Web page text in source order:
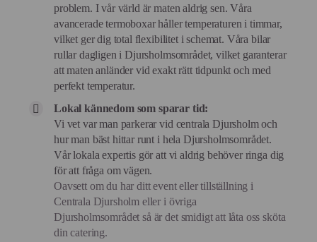
problem. I vår värld är maten aldrig sen. Våra
avancerade termoboxar håller temperaturen i timmar,
vilket ger dig total flexibilitet i schemat. Våra bilar
rullar dagligen i Djursholmsområdet, vilket garanterar
att maten anländer vid exakt rätt tidpunkt och med
perfekt temperatur.
Lokal kännedom som sparar tid:
Vi vet var man parkerar vid centrala Djursholm och
hur man bäst hittar runt i hela Djursholmsområdet.
Vår lokala expertis gör att vi aldrig behöver ringa dig
för att fråga om vägen.
Oavsett om du har ditt event eller tillställning i
Centrala Djursholm eller i övriga
Djursholmsområdet så är det smidigt att låta oss sköta
din catering.